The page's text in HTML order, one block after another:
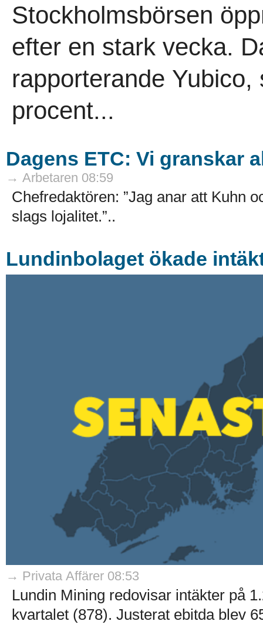
Stockholmsbörsen
efter en stark vecka.
rapporterande
procent...
Dagens ETC: Vi granskar
→ Arbetaren 08:59
Chefredaktören: ”Jag anar att Kuhn
slags lojalitet.”..
Lundinbolaget ökade
→ Privata Affärer 08:53
Lundin Mining redovisar intäkter på
kvartalet (878). Justerat ebitda blev